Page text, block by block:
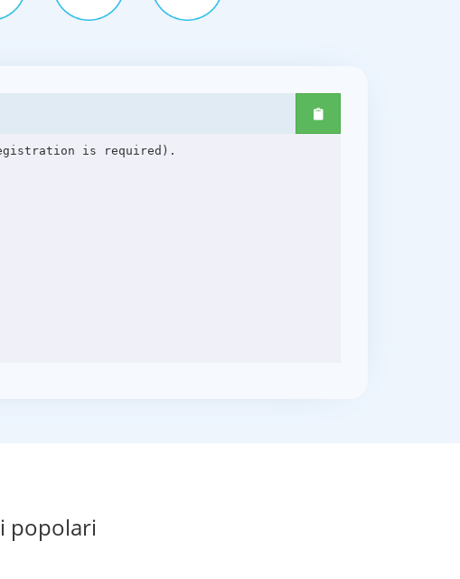
registration is required).
popolari